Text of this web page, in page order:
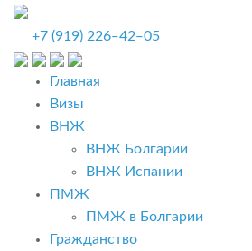
+7 (919) 226‒42‒05
Главная
Визы
ВНЖ
ВНЖ Болгарии
ВНЖ Испании
ПМЖ
ПМЖ в Болгарии
Гражданство